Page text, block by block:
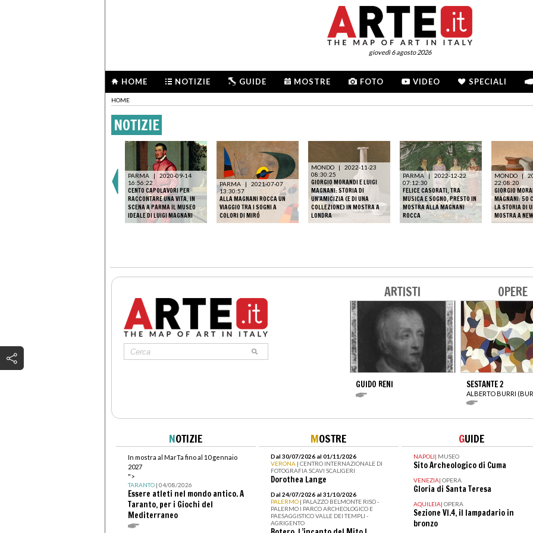
giovedì 6 agosto 2026
HOME NOTIZIE GUIDE MOSTRE FOTO VIDEO SPECIALI
HOME
NOTIZIE
PARMA |
2020-09-14
16:56:22
CENTO CAPOLAVORI PER
RACCONTARE UNA VITA. IN
SCENA A PARMA IL MUSEO
IDEALE DI LUIGI MAGNANI
PARMA |
2021-07-07
13:30:57
ALLA MAGNANI ROCCA UN
VIAGGIO TRA I SOGNI A
COLORI DI MIRÓ
MONDO |
2022-11-23
08:30:25
GIORGIO MORANDI E LUIGI
MAGNANI: STORIA DI
UN'AMICIZIA (E DI UNA
COLLEZIONE) IN MOSTRA A
LONDRA
PARMA |
2022-12-22
07:12:30
FELICE CASORATI, TRA
MUSICA E SOGNO, PRESTO IN
MOSTRA ALLA MAGNANI
ROCCA
MONDO |
22:08:20
GIORGIO
MAGNANI: 50
LA STORIA DI
MOSTRA A
ARTISTI
GUIDO RENI
OPERE
SESTANTE 2
ALBERTO BURRI
NOTIZIE
In mostra al MarTa fino al 10 gennaio
2027
">
TARANTO| 04/08/2026
Essere atleti nel mondo antico. A
Taranto, per i Giochi del
Mediterraneo
MOSTRE
Dal 30/07/2026 al 01/11/2026
VERONA | CENTRO INTERNAZIONALE DI
FOTOGRAFIA SCAVI SCALIGERI
Dorothea Lange
Dal 24/07/2026 al 31/10/2026
PALERMO | PALAZZO BELMONTE RISO -
PALERMO I PARCO ARCHEOLOGICO E
PAESAGGISTICO VALLE DEI TEMPLI -
AGRIGENTO
GUIDE
NAPOLI| MUSEO
Sito Archeologico di Cuma
VENEZIA| OPERA
Gloria di Santa Teresa
AQUILEIA| OPERA
Sezione VI.4, il lampadario in
bronzo